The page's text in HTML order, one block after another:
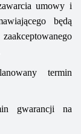
umowy i
będą
termin
gwarancji na